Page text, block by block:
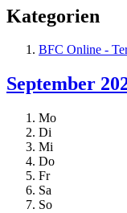
Kategorien
BFC Online -
September
Mo
Di
Mi
Do
Fr
Sa
So